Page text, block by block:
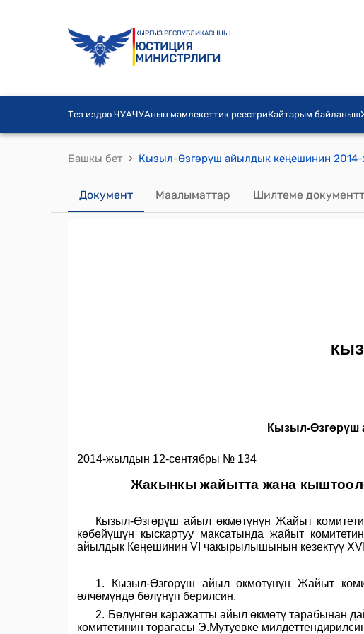
КЫРГЫЗ РЕСПУБЛИКАСЫНЫН
ЮСТИЦИЯ
МИНИСТРЛИГИ
Тез издөө ЧУАЧУАнын мамлекеттик реестриКайтарым байланыш
Башкы бет ›
Документ Маалыматтар Шилтеме